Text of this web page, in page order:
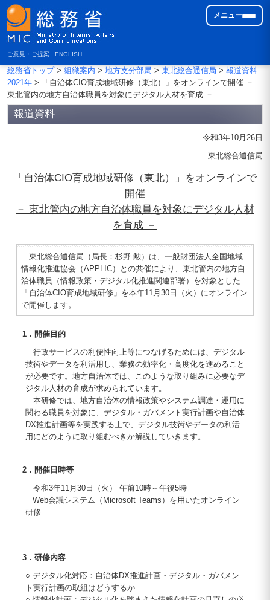
ご意見・ご提案 ENGLISH
メニュー
総務省トップ> 組織案内 > 地方支分部局 > 東北総合通信局 > 報道資料
2021年> 「自治体CIO育成地域研修（東北）」をオンラインで開催 －
東北管内の地方自治体職員を対象にデジタル人材を育成 －
報道資料
令和3年10月26日
東北総合通信局
「自治体CIO育成地域研修（東北）」をオンラインで
開催
－ 東北管内の地方自治体職員を対象にデジタル人材
を育成 －
東北総合通信局（局長：杉野 勲）は、一般財団法人全国地域
情報化推進協会（APPLIC）との共催により、東北管内の地方自
治体職員（情報政策・デジタル化推進関連部署）を対象とした
「自治体CIO育成地域研修」を本年11月30日（火）にオンライン
で開催します。
1．開催目的
行政サービスの利便性向上等につなげるためには、デジタル
技術やデータを利活用し、業務の効率化・高度化を進めること
が必要です。地方自治体では、このような取り組みに必要なデ
ジタル人材の育成が求められています。
本研修では、地方自治体の情報政策やシステム調達・運用に
関わる職員を対象に、デジタル・ガバメント実行計画や自治体
DX推進計画等を実践する上で、デジタル技術やデータの利活
用にどのように取り組むべきか解説していきます。
2．開催日時等
令和3年11月30日（火） 午前10時～午後5時
Web会議システム（Microsoft Teams）を用いたオンライン
研修
3．研修内容
○ デジタル化対応：自治体DX推進計画・デジタル・ガバメン
ト実行計画の取組はどうするか